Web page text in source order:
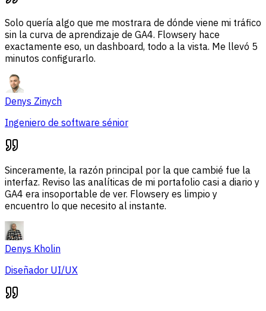
Solo quería algo que me mostrara de dónde viene mi tráfico
sin la curva de aprendizaje de GA4. Flowsery hace
exactamente eso, un dashboard, todo a la vista. Me llevó 5
minutos configurarlo.
Denys Zinych
Ingeniero de software sénior
Sinceramente, la razón principal por la que cambié fue la
interfaz. Reviso las analíticas de mi portafolio casi a diario y
GA4 era insoportable de ver. Flowsery es limpio y
encuentro lo que necesito al instante.
Denys Kholin
Diseñador UI/UX